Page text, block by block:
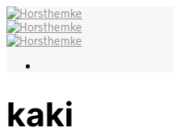
kaki